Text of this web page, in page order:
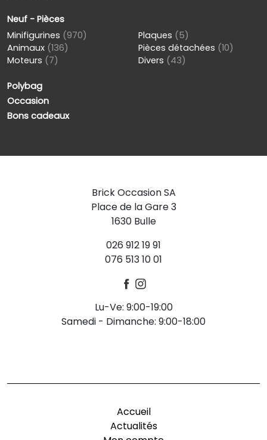
Neuf - Pièces
Minifigurines (970)
Animaux (136)
Moteurs (7)
Plaques (5)
Pièces détachées (10)
Divers (43)
Polybag
Occasion
Bons cadeaux
Brick Occasion SA
Place de la Gare 3
1630 Bulle
026 912 19 91
076 513 10 01
Lu-Ve: 9:00-19:00
Samedi - Dimanche: 9:00-18:00
Accueil
Actualités